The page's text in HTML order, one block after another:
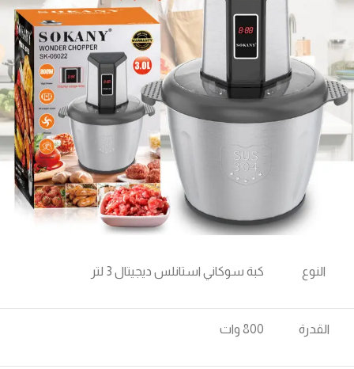
النوع كبة سوكاني استانلس ديجيتال 3 لتر
القدرة 800 وات